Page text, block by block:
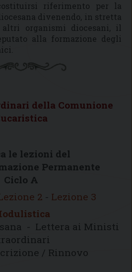
riferimento per la
divenendo, in stretta
altri organismi diocesani, il
alla formazione degli
della Comunione
le lezioni del
Permanente
Ciclo A
2 - Lezione 3
- Lettera ai Ministi
/ Rinnovo